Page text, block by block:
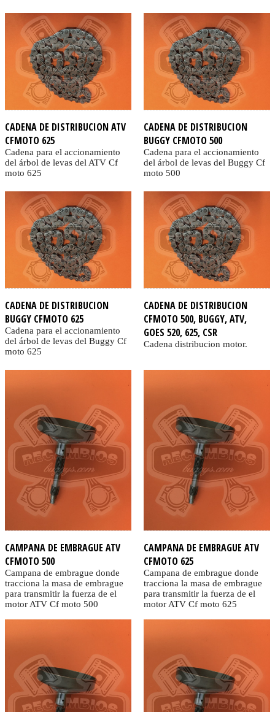
CADENA DE DISTRIBUCION ATV
CFMOTO 625
Cadena para el accionamiento
del árbol de levas del ATV Cf
moto 625
CADENA DE DISTRIBUCION
BUGGY CFMOTO 500
Cadena para el accionamiento
del árbol de levas del Buggy Cf
moto 500
CADENA DE DISTRIBUCION
BUGGY CFMOTO 625
Cadena para el accionamiento
del árbol de levas del Buggy Cf
moto 625
CADENA DE DISTRIBUCION
CFMOTO 500, BUGGY, ATV,
GOES 520, 625, CSR
Cadena distribucion motor.
CAMPANA DE EMBRAGUE ATV
CFMOTO 500
Campana de embrague donde
tracciona la masa de embrague
para transmitir la fuerza de el
motor ATV Cf moto 500
CAMPANA DE EMBRAGUE ATV
CFMOTO 625
Campana de embrague donde
tracciona la masa de embrague
para transmitir la fuerza de el
motor ATV Cf moto 625